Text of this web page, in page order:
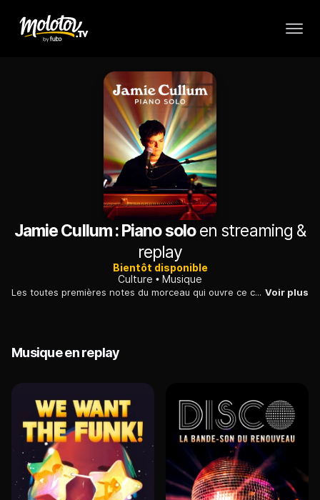
Jamie Cullum : Piano soloen streaming &
replay
Bientôt disponible
Culture
Musique
Les toutes premières notes du morceau qui ouvre ce concert filmé, "These Are the Days" - tiré de l'album "Twentysomething" de Jamie Cullum, sorti en 2003 -, révèlent l'acoustique de l'espace Richaud, l'élégant ancien hôpital royal de Versailles devenu musée : un écrin sur mesure pour le jazzman britannique aux 10 millions d'albums vendus dans le monde, seul sur scène avec son piano à queue sous la grandiose coupole, pour un concert sans public capté le 26 octobre. Voir plus
Musique en replay